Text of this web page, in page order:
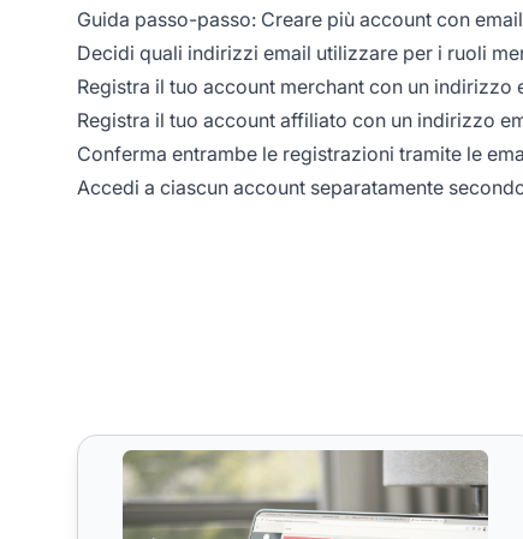
Guida passo-passo: Creare più account con
Decidi quali indirizzi email utilizzare per i ruoli
Registra il tuo account merchant con un indirizzo
Registra il tuo account affiliato con un indirizzo
Conferma entrambe le registrazioni tramite le
Accedi a ciascun account separatamente
Amministratori Multipli del Commerciante